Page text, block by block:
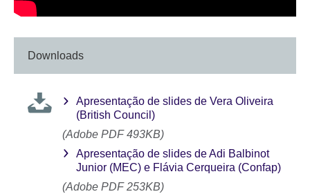
Downloads
Apresentação de slides de Vera Oliveira
(British Council)
(Adobe PDF 493KB)
Apresentação de slides de Adi Balbinot
Junior (MEC) e Flávia Cerqueira (Confap)
(Adobe PDF 253KB)